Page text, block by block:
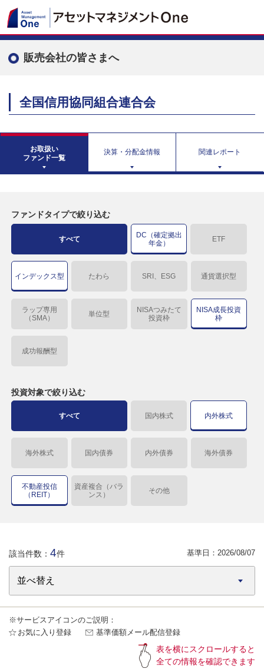
販売会社の皆さまへ
全国信用協同組合連合会
お取扱い
ファンド一覧
決算・分配金情報 関連レポート
ファンドタイプで絞り込む
すべて
DC（確定拠出
年金）
ETF
インデックス型 たわら SRI、ESG 通貨選択型
ラップ専用
（SMA）
単位型
NISAつみたて
投資枠
NISA成長投資
枠
成功報酬型
投資対象で絞り込む
すべて 国内株式 内外株式
海外株式 国内債券 内外債券 海外債券
不動産投信
（REIT）
資産複合（バラ
ンス）
その他
該当件数： 4件 基準日： 2026/08/07
※サービスアイコンのご説明：
お気に入り登録
基準価額メール配信登録
表を横にスクロールすると
全ての情報を確認できます